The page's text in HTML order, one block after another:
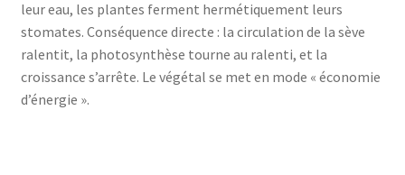
leur eau, les plantes ferment hermétiquement leurs
stomates. Conséquence directe : la circulation de la sève
ralentit, la photosynthèse tourne au ralenti, et la
croissance s’arrête. Le végétal se met en mode « économie
d’énergie ».